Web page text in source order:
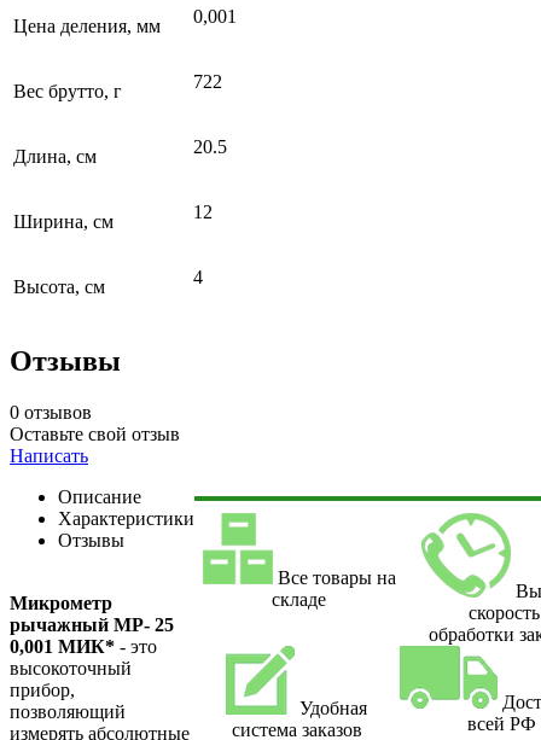
Цена деления, мм 0,001
Вес брутто, г 722
Длина, см 20.5
Ширина, см 12
Высота, см 4
Отзывы
0 отзывов
Оставьте свой отзыв
Написать
Описание
Характеристики
Отзывы
Микрометр
рычажный МР- 25
0,001 МИК* - это
высокоточный
прибор,
позволяющий
измерять абсолютные
Все товары на
складе
скорость
обработки
Удобная
система заказов
всей РФ